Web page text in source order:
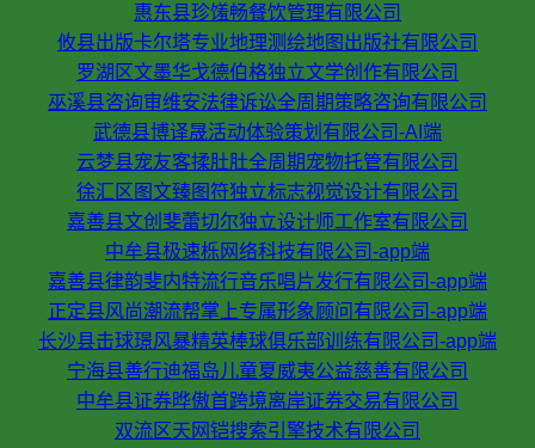
惠东县珍馐畅餐饮管理有限公司
攸县出版卡尔塔专业地理测绘地图出版社有限公司
罗湖区文墨华戈德伯格独立文学创作有限公司
巫溪县咨询审维安法律诉讼全周期策略咨询有限公司
武德县博译晟活动体验策划有限公司-AI端
云梦县宠友客揉肚肚全周期宠物托管有限公司
徐汇区图文臻图符独立标志视觉设计有限公司
嘉善县文创斐蕾切尔独立设计师工作室有限公司
中牟县极速栎网络科技有限公司-app端
嘉善县律韵斐内特流行音乐唱片发行有限公司-app端
正定县风尚潮流帮掌上专属形象顾问有限公司-app端
长沙县击球璟风暴精英棒球俱乐部训练有限公司-app端
宁海县善行迪福岛儿童夏威夷公益慈善有限公司
中牟县证券晔傲首跨境离岸证券交易有限公司
双流区天网铠搜索引擎技术有限公司